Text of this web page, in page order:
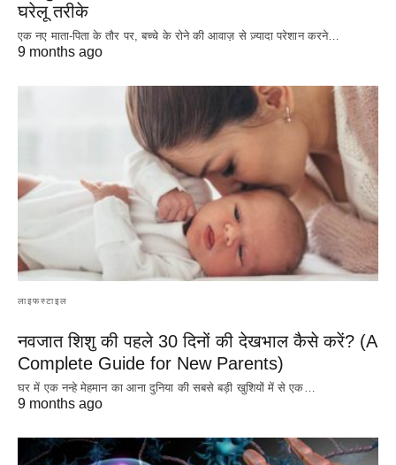
घरेलू तरीके
एक नए माता-पिता के तौर पर, बच्चे के रोने की आवाज़ से ज़्यादा परेशान करने…
9 months ago
लाइफस्टाइल
नवजात शिशु की पहले 30 दिनों की देखभाल कैसे करें? (A
Complete Guide for New Parents)
घर में एक नन्हे मेहमान का आना दुनिया की सबसे बड़ी खुशियों में से एक…
9 months ago